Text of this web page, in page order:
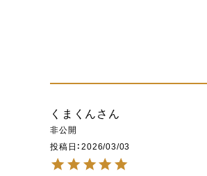
くまくん
非公開
投稿日
2026/03/03